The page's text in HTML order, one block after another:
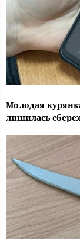
Молодая
лишилась